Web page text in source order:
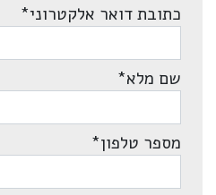
כתובת דואר אלקטרוני*
שם מלא*
מספר טלפון*